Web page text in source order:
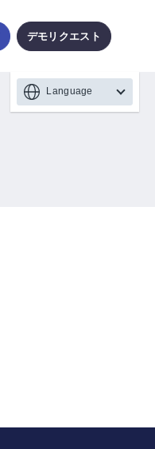
デモリクエスト
Language